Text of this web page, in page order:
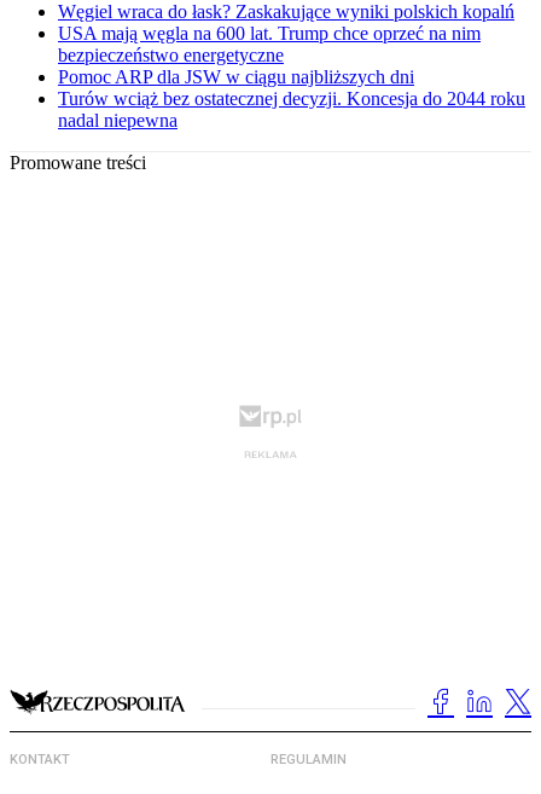
Węgiel wraca do łask? Zaskakujące wyniki polskich kopalń
USA mają węgla na 600 lat. Trump chce oprzeć na nim
bezpieczeństwo energetyczne
Pomoc ARP dla JSW w ciągu najbliższych dni
Turów wciąż bez ostatecznej decyzji. Koncesja do 2044 roku
nadal niepewna
Promowane treści
KONTAKT REGULAMIN